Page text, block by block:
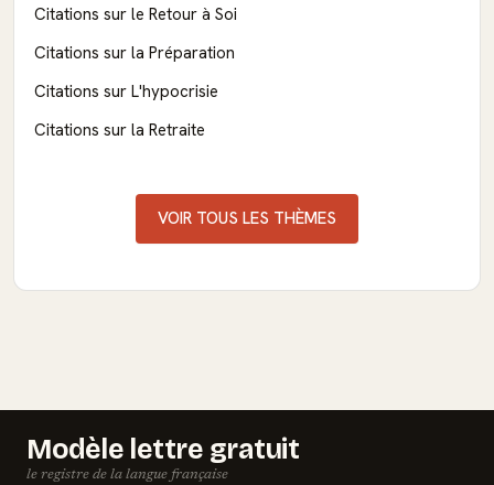
Citations sur le Retour à Soi
Citations sur la Préparation
Citations sur L'hypocrisie
Citations sur la Retraite
VOIR TOUS LES THÈMES
Modèle lettre gratuit
le registre de la langue française